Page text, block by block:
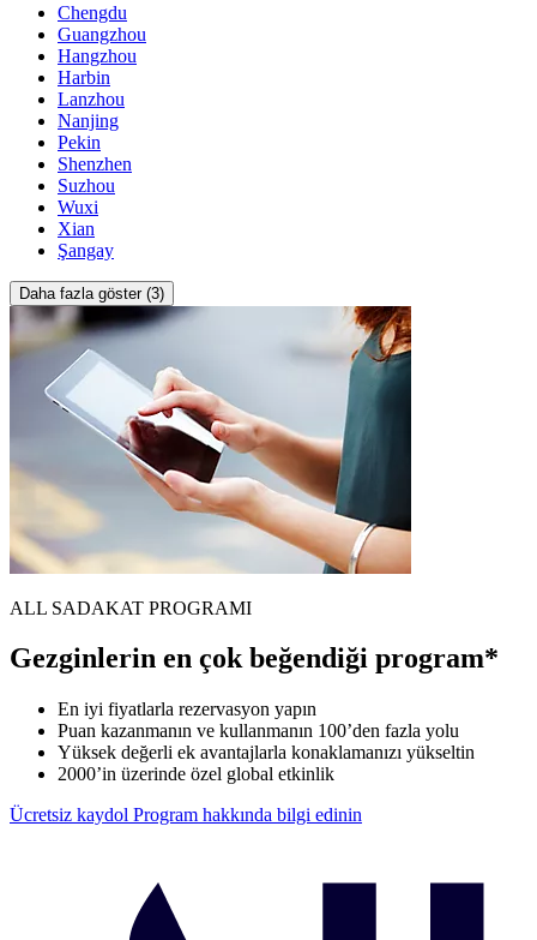
Chengdu
Guangzhou
Hangzhou
Harbin
Lanzhou
Nanjing
Pekin
Shenzhen
Suzhou
Wuxi
Xian
Şangay
Daha fazla göster (3)
ALL SADAKAT PROGRAMI
Gezginlerin en çok beğendiği program*
En iyi fiyatlarla rezervasyon yapın
Puan kazanmanın ve kullanmanın 100’den fazla yolu
Yüksek değerli ek avantajlarla konaklamanızı yükseltin
2000’in üzerinde özel global etkinlik
Ücretsiz kaydol Program hakkında bilgi edinin